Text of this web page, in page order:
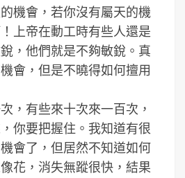
機會，若你沒有屬天的機
上帝在動工時有些人還是
，他們就是不夠敏銳。真
會，但是不曉得如何擅用
，有些來十次來一百次，
你要把握住。我知道有很
會了，但居然不知道如何
花，消失無蹤很快，結果